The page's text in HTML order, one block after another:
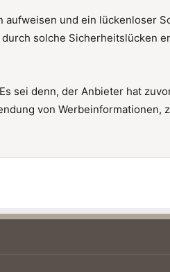
aufweisen und ein lückenloser
solche Sicherheitslücken
sei denn, der Anbieter hat
von Werbeinformationen,